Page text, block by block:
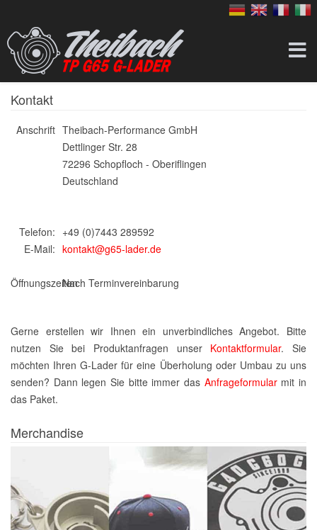
Kontakt
Anschrift
Telefon:
E-Mail:
Öffnungszeiten
Theibach-Performance GmbH
Dettlinger Str. 28
72296 Schopfloch - Oberiflingen
Deutschland
+49 (0)7443 289592
kontakt@g65-lader.de
Nach Terminvereinbarung
Gerne erstellen wir Ihnen ein unverbindliches Angebot. Bitte
nutzen Sie bei Produktanfragen unser Kontaktformular. Sie
möchten Ihren G-Lader für eine Überholung oder Umbau zu uns
senden? Dann legen Sie bitte immer das Anfrageformularmit in
das Paket.
Merchandise